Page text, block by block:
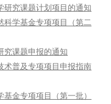
研究课题计划项目的通知
科学基金专项项目（第二
究课题申报的通知
术普及专项项目申报指南
金专项项目（第一批）